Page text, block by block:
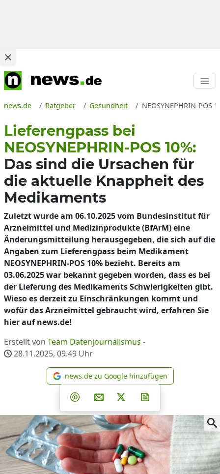
news.de Ratgeber Gesundheit NEOSYNEPHRIN-
Lieferengpass bei
NEOSYNEPHRIN-POS 10%:
Das sind die Ursachen für
die aktuelle Knappheit des
Medikaments
Zuletzt wurde am 06.10.2025 vom Bundesinstitut für
Arzneimittel und Medizinprodukte (BfArM) eine
Änderungsmitteilung herausgegeben, die sich auf die
Angaben zum Lieferengpass beim Medikament
NEOSYNEPHRIN-POS 10% bezieht. Bereits am
03.06.2025 war bekannt gegeben worden, dass es bei
der Lieferung des Medikaments Schwierigkeiten gibt.
Wieso es derzeit zu Einschränkungen kommt und
wofür das Arzneimittel gebraucht wird, erfahren Sie
hier auf news.de!
Erstellt von Team Datenjournalismus -
28.11.2025, 09.49 Uhr
news.de zu Google
news.de zu Google hinzufügen
Teilen auf Facebook
Teilen auf Whatsapp
Teilen auf Telegram
Teilen auf Pinterest
Per E-Mail teilen
Post auf X